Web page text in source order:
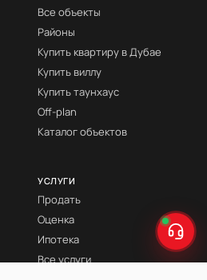
Все объекты
Районы
Купить квартиру в Дубае
Купить виллу
Купить таунхаус
Off-plan
Каталог объектов
УСЛУГИ
Продать
Оценка
Ипотека
Все услуги